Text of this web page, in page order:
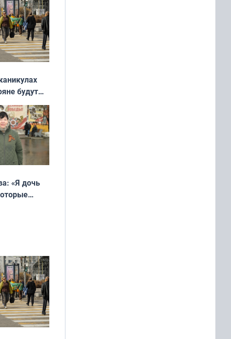
будут
«Я дочь